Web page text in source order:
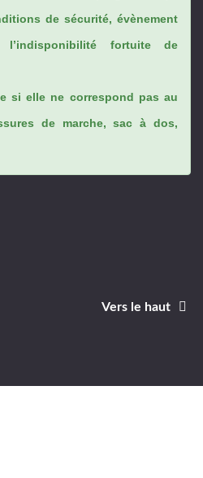
de sécurité, évènement
fortuite de
si elle ne correspond pas au
de marche, sac à dos,
Vers le haut